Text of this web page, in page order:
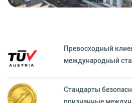
Превосходный
международный
Стандарты